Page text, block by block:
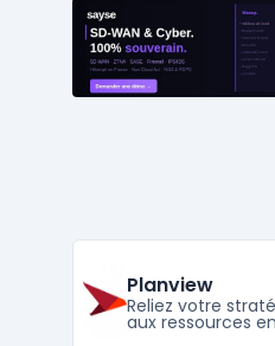
entreprises possédant
départements
problèmes
Planview
Reliez votre
aux ressources